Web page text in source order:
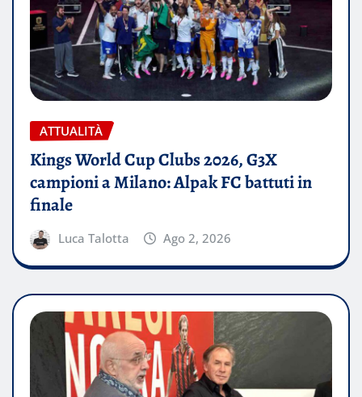
ATTUALITÀ
Kings World Cup Clubs 2026, G3X
campioni a Milano: Alpak FC battuti in
finale
Luca Talotta Ago 2, 2026